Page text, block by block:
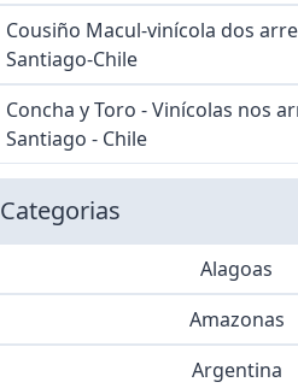
Cousiño Macul-vinícola dos
Santiago-Chile
Concha y Toro - Vinícolas nos
Santiago - Chile
Categorias
Alagoas
Amazonas
Argentina